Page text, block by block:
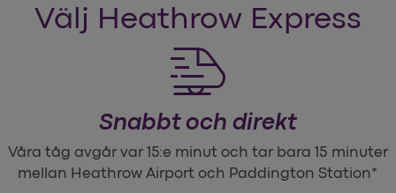
Välj Heathrow Express
Snabbt och direkt
Våra tåg avgår var 15:e minut och tar bara 15 minuter
mellan Heathrow Airport och Paddington Station*